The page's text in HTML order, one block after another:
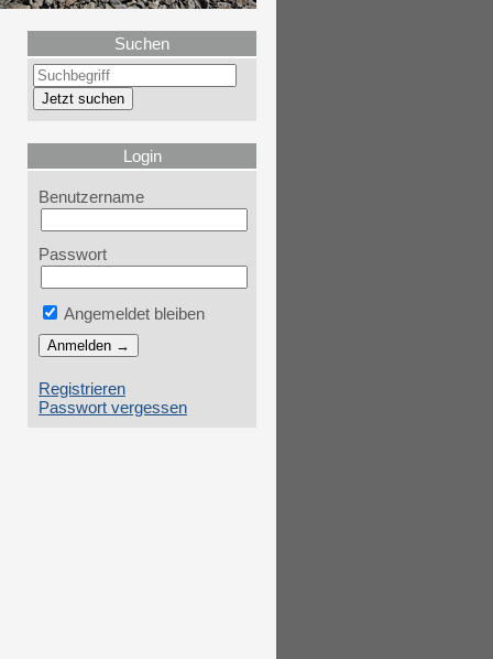
Suchen
Login
Benutzername
Passwort
Angemeldet bleiben
Registrieren
Passwort vergessen